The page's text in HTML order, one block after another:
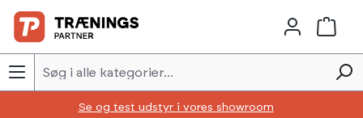
Skip to main content
Se og test udstyr i vores showroom